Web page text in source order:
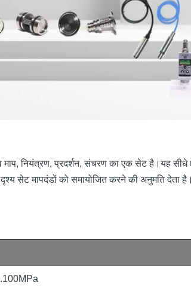
नियंत्रण, प्रदर्शन, संचरण का एक सेट है।यह सीधे
सेट मापदंडों को समायोजित करने की अनुमति देता है।